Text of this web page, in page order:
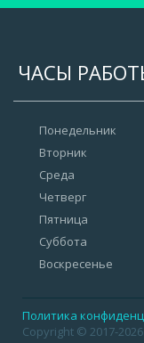
ЧАСЫ
Понедельник
Вторник
Среда
Четверг
Пятница
Суббота
Воскресенье
Политика
Copyright © 2017-